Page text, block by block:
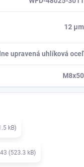
12 μm
upravená uhlíková oceľ
M8x50
kB)
(523.3 kB)